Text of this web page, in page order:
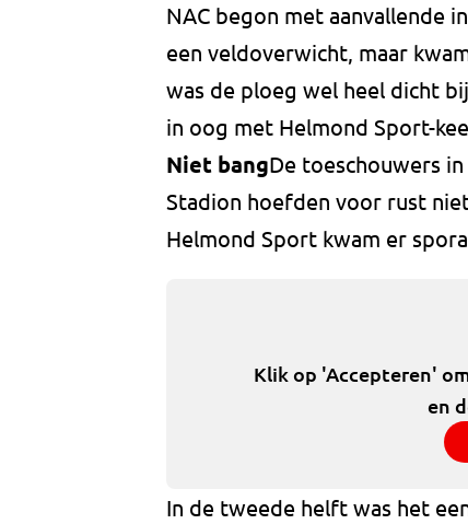
NAC begon met aanvallende
een veldoverwicht, maar
was de ploeg wel heel dicht
in oog met Helmond Sport-
Niet bangDe toeschouwers
Stadion hoefden voor rust
Helmond Sport kwam er
Klik op 'Accepteren'
en
In de tweede helft was het